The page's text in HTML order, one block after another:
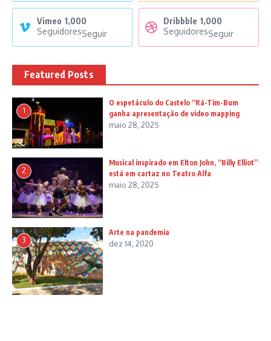
Vimeo 1,000
SeguidoresSeguir
Dribbble 1,000
SeguidoresSeguir
Featured Posts
1
O espetáculo do Castelo “Rá-Tim-Bum
ganha apresentação de video mapping
maio 28, 2025
2
Musical inspirado em Elton John, “Billy Elliot”
está em cartaz no Teatro Alfa
maio 28, 2025
3
Arte na pandemia
dez 14, 2020